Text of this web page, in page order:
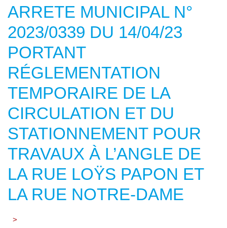
ARRETE MUNICIPAL N°
2023/0339 DU 14/04/23
PORTANT
RÉGLEMENTATION
TEMPORAIRE DE LA
CIRCULATION ET DU
STATIONNEMENT POUR
TRAVAUX À L’ANGLE DE
LA RUE LOŸS PAPON ET
LA RUE NOTRE-DAME
>